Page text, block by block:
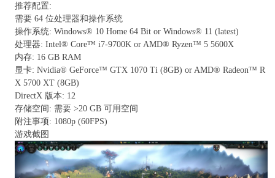
推荐配置:
需要 64 位处理器和操作系统
操作系统: Windows® 10 Home 64 Bit or Windows® 11 (latest)
处理器: Intel® Core™ i7-9700K or AMD® Ryzen™ 5 5600X
内存: 16 GB RAM
显卡: Nvidia® GeForce™ GTX 1070 Ti (8GB) or AMD® Radeon™ R
X 5700 XT (8GB)
DirectX 版本: 12
存储空间: 需要 >20 GB 可用空间
附注事项: 1080p (60FPS)
游戏截图